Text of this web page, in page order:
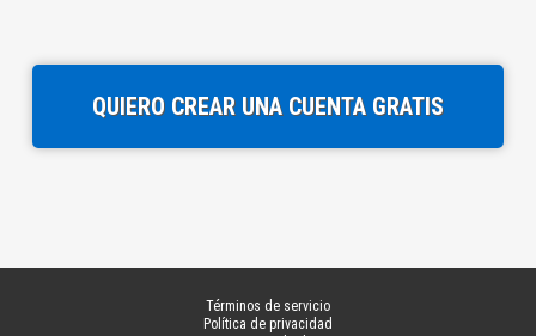
QUIERO CREAR UNA CUENTA GRATIS
Términos de servicio
Política de privacidad